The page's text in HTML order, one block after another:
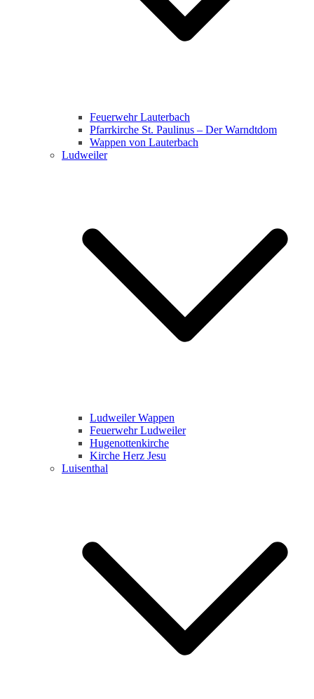
Feuerwehr Lauterbach
Pfarrkirche St. Paulinus – Der Warndtdom
Wappen von Lauterbach
Ludweiler
Ludweiler Wappen
Feuerwehr Ludweiler
Hugenottenkirche
Kirche Herz Jesu
Luisenthal